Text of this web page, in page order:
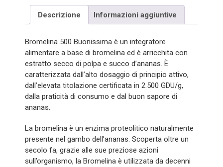
Descrizione Informazioni aggiuntive
Bromelina 500 Buonissima è un integratore
alimentare a base di bromelina ed è arricchita con
estratto secco di polpa e succo d’ananas. È
caratterizzata dall’alto dosaggio di principio attivo,
dall’elevata titolazione certificata in 2.500 GDU/g,
dalla praticità di consumo e dal buon sapore di
ananas.
La bromelina è un enzima proteolitico naturalmente
presente nel gambo dell’ananas. Scoperta oltre un
secolo fa, grazie alle sue preziose azioni
sull’organismo, la Bromelina è utilizzata da decenni